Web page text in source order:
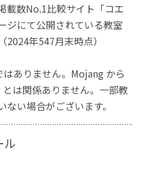
載数No.1比較サイト「コエ
ジにて公開されている教室
年547月末時点）
はありません。Mojang から
は関係ありません。一部教
い場合がございます。
ル